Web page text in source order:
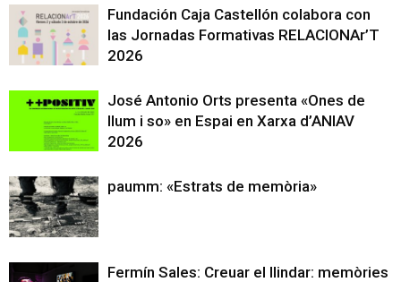
Fundación Caja Castellón colabora con
las Jornadas Formativas RELACIONAr’T
2026
José Antonio Orts presenta «Ones de
llum i so» en Espai en Xarxa d’ANIAV
2026
paumm: «Estrats de memòria»
Fermín Sales: Creuar el llindar: memòries